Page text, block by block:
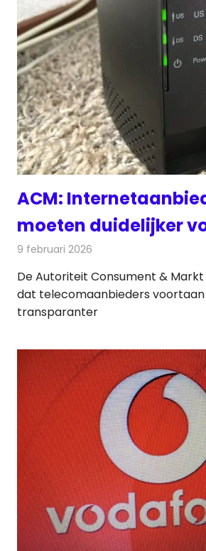
ACM:
moeten duidelijker
9 februari 2026
De Autoriteit Consument &
dat telecomaanbieders voortaan
transparanter